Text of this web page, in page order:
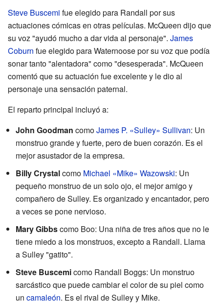
Steve Buscemi fue elegido para Randall por sus
actuaciones cómicas en otras películas. McQueen dijo que
su voz "ayudó mucho a dar vida al personaje". James
Coburn fue elegido para Waternoose por su voz que podía
sonar tanto "alentadora" como "desesperada". McQueen
comentó que su actuación fue excelente y le dio al
personaje una sensación paternal.
El reparto principal incluyó a:
John Goodman comoJames P. «Sulley» Sullivan: Un
monstruo grande y fuerte, pero de buen corazón. Es el
mejor asustador de la empresa.
Billy Crystalcomo Michael «Mike» Wazowski: Un
pequeño monstruo de un solo ojo, el mejor amigo y
compañero de Sulley. Es organizado y encantador, pero
a veces se pone nervioso.
Mary Gibbscomo Boo: Una niña de tres años que no le
tiene miedo a los monstruos, excepto a Randall. Llama
a Sulley "gatito".
Steve Buscemicomo Randall Boggs: Un monstruo
sarcástico que puede cambiar el color de su piel como
un camaleón. Es el rival de Sulley y Mike.